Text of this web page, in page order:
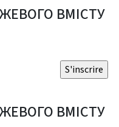
ВМІСТУ
ВМІСТУ